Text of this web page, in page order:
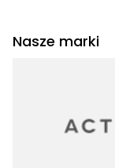
Nasze marki